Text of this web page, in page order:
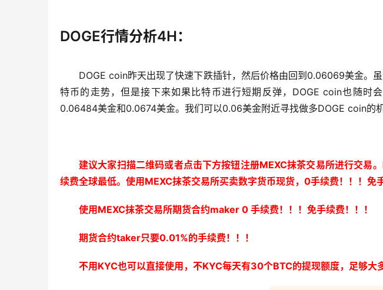
DOGE行情分析4H：
DOGE coin昨天出现了快速下跌插针，然后价格由回到0.06069美金。
特币的走势，但是接下来如果比特币进行短期反弹，DOGE coin也随时
0.06484美金和0.0674美金。我们可以0.06美金附近寻找做多DOGE coin的
建议大家扫描二维码或者点击下方按钮注册MEXC抹茶交易所进行交易
续费全球最低。使用MEXC抹茶交易所买卖数字货币现货，0手续费！！！免
使用MEXC抹茶交易所期货合约maker 0 手续费！！！免手续费！！！
期货合约taker只要0.01%的手续费！！！
不用KYC也可以直接使用，不KYC每天有30个BTC的提现额度，足够大